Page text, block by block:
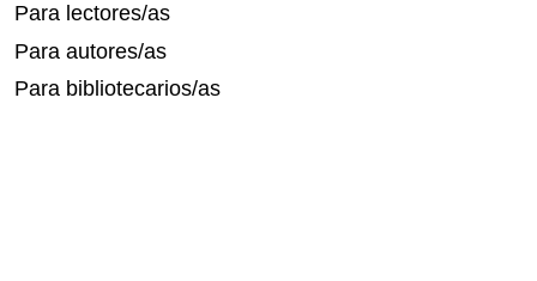
Para lectores/as
Para autores/as
Para bibliotecarios/as